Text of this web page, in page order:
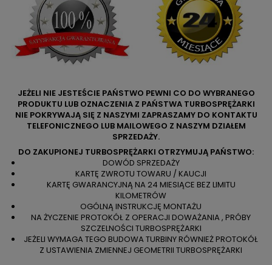
JEŻELI NIE JESTEŚCIE PAŃSTWO PEWNI CO DO WYBRANEGO
PRODUKTU LUB OZNACZENIA Z PAŃSTWA TURBOSPRĘŻARKI
NIE POKRYWAJĄ SIĘ Z NASZYMI ZAPRASZAMY DO KONTAKTU
TELEFONICZNEGO LUB MAILOWEGO Z NASZYM DZIAŁEM
SPRZEDAŻY.
DO ZAKUPIONEJ TURBOSPRĘŻARKI OTRZYMUJĄ PAŃSTWO:
DOWÓD SPRZEDAŻY
KARTĘ ZWROTU TOWARU / KAUCJI
KARTĘ GWARANCYJNĄ NA 24 MIESIĄCE BEZ LIMITU
KILOMETRÓW
OGÓLNĄ INSTRUKCJĘ MONTAŻU
NA ŻYCZENIE PROTOKÓŁ Z OPERACJI DOWAŻANIA , PRÓBY
SZCZELNOŚCI TURBOSPRĘŻARKI
JEŻELI WYMAGA TEGO BUDOWA TURBINY RÓWNIEŻ PROTOKÓŁ
Z USTAWIENIA ZMIENNEJ GEOMETRII TURBOSPRĘŻARKI